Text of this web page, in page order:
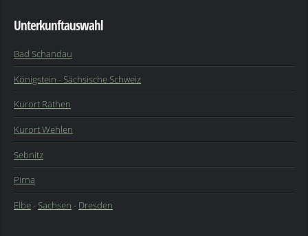
Unterkunftauswahl
Bad Schandau
Königstein - Sächsische Schweiz
Kurort Rathen
Kurort Wehlen
Sebnitz
Pirna
Elbe-Sachsen - Dresden